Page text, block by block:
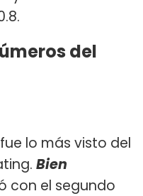
del
lo más visto del
Bien
con el segundo